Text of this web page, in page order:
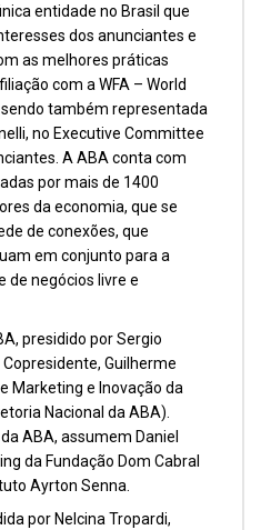
entidade no Brasil que
dos anunciantes e
as melhores práticas
com a WFA – World
também representada
no Executive Committee
A ABA conta com
por mais de 1400
da economia, que se
de conexões, que
em conjunto para a
de negócios livre e
presidido por Sergio
Guilherme
Marketing e Inovação da
Nacional da ABA).
ABA, assumem Daniel
da Fundação Dom Cabral
Ayrton Senna.
por Nelcina Tropardi,